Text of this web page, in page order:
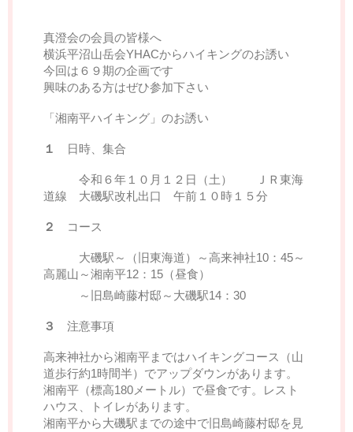
真澄会の会員の皆様へ
横浜平沼山岳会YHACからハイキングのお誘い
今回は６９期の企画です
興味のある方はぜひ参加下さい
「湘南平ハイキング」のお誘い
１ 日時、集合
令和６年１０月１２日（土） ＪＲ東海
道線 大磯駅改札出口 午前１０時１５分
２ コース
大磯駅～（旧東海道）～高来神社10：45～
高麗山～湘南平12：15（昼食）
～旧島崎藤村邸～大磯駅14：30
３ 注意事項
高来神社から湘南平まではハイキングコース（山
道歩行約1時間半）でアップダウンがあります。
湘南平（標高180メートル）で昼食です。レスト
ハウス、トイレがあります。
湘南平から大磯駅までの途中で旧島崎藤村邸を見